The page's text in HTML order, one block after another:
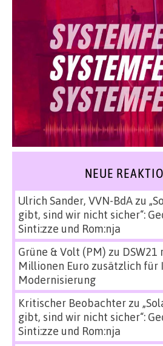
NEUE
Ulrich Sander, VVN-BdAzu
gibt, sind wir nicht sicher“:
Sinti:zze und Rom:nja
Grüne & Volt (PM) zu
Millionen Euro zusätzlich
Modernisierung
Kritischer Beobachterzu
gibt, sind wir nicht sicher“:
Sinti:zze und Rom:nja